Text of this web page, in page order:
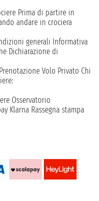
Prima di partire in
andare in crociera
generali Informativa
Dichiarazione di
Prenotazione Volo Privato Chi
Osservatorio
Klarna Rassegna stampa